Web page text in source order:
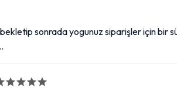
sonrada yogunuz siparişler için bir